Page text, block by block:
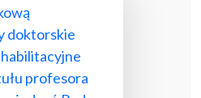
doktorskie
profesora